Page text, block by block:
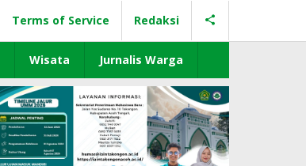
Terms of Service Redaksi
Wisata Jurnalis Warga